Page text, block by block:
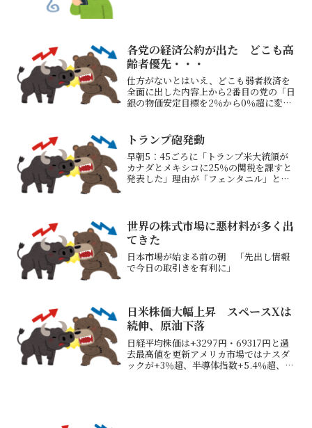
各党の経済公約が出た どこも高
齢者優先・・・
仕方がないとはいえ、どこも弱者救済を
全面に出した内容上から2番目の党の「日
銀の物価安定目標を2％から0％超に変
落、日本経済失速だろう（インフレは収
まる）政権交代がもし起...
トランプ砲発動
早朝5：45ごろに「トランプ米大統領が
カナダとメキシコに25％の関税を課すと
発表した」理由が「フェンタニル」との
はメキシコペソ、カナ...
世界の株式市場に悪材料が多く出
てきた
日本市場が始まる前の朝 「先出し情報
で今日の取引きを有利に」
日米株価大幅上昇 スペースXは
続伸、原油下落
日経平均株価は+3297円・69317円と過
去最高値を更新アメリカ市場ではナスダ
ックが+3％超、半導体指数+5.4％超、新